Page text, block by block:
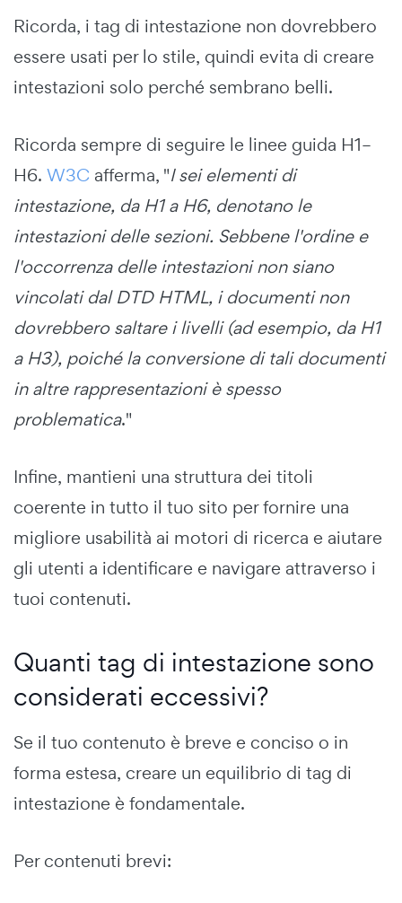
Ricorda, i tag di intestazione non dovrebbero
essere usati per lo stile, quindi evita di creare
intestazioni solo perché sembrano belli.
Ricorda sempre di seguire le linee guida H1–
H6. W3C afferma, "I sei elementi di
intestazione, da H1 a H6, denotano le
intestazioni delle sezioni. Sebbene l'ordine e
l'occorrenza delle intestazioni non siano
vincolati dal DTD HTML, i documenti non
dovrebbero saltare i livelli (ad esempio, da H1
a H3), poiché la conversione di tali documenti
in altre rappresentazioni è spesso
problematica."
Infine, mantieni una struttura dei titoli
coerente in tutto il tuo sito per fornire una
migliore usabilità ai motori di ricerca e aiutare
gli utenti a identificare e navigare attraverso i
tuoi contenuti.
Quanti tag di intestazione sono
considerati eccessivi?
Se il tuo contenuto è breve e conciso o in
forma estesa, creare un equilibrio di tag di
intestazione è fondamentale.
Per contenuti brevi: